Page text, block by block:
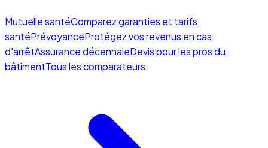
Mutuelle santéComparez garanties et tarifs
santéPrévoyanceProtégez vos revenus en cas
d'arrêtAssurance décennaleDevis pour les pros du
bâtimentTous les comparateurs